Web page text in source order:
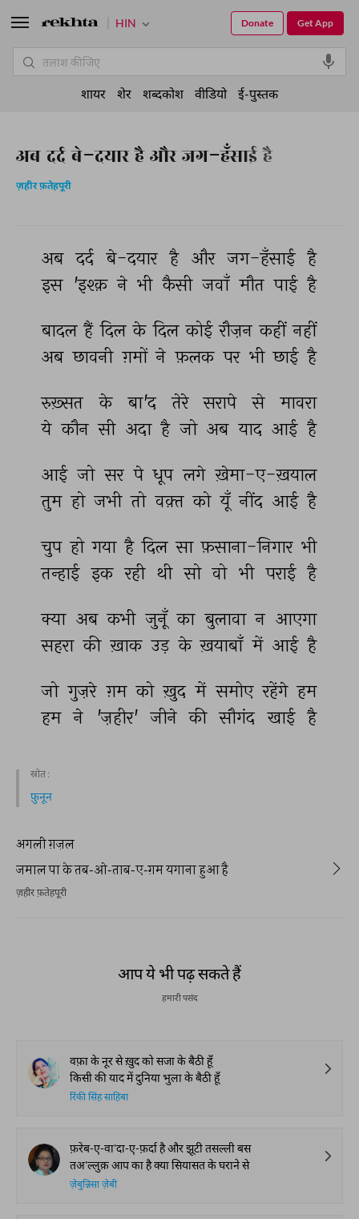
अब दर्द बे-दयार है और जग-हँसाई है
ज़हीर फ़तेहपूरी
अब दर्द बे-दयार है और जग-हँसाई है
इस 'इश्क़ ने भी कैसी जवाँ मौत पाई है
बादल हैं दिल के दिल कोई रौज़न कहीं नहीं
अब छावनी ग़मों ने फ़लक पर भी छाई है
रुख़्सत के बा'द तेरे सरापे से
मावरा
ये कौन सी अदा है जो अब याद आई है
आई जो सर पे धूप लगे ख़ेमा-ए-ख़याल
तुम हो जभी तो वक़्त को यूँ नींद आई है
चुप हो गया है दिल सा फ़साना-निगार भी
तन्हाई इक रही थी सो वो भी पराई है
क्या अब कभी जुनूँ का बुलावा न आएगा
सहरा की ख़ाक उड़ के ख़याबाँ में आई है
जो गुज़रे ग़म को ख़ुद में समोए रहेंगे हम
हम ने 'ज़हीर' जीने की सौगंद खाई है
स्रोत :
फ़ुनून
अगली ग़ज़ल
जमाल पा के तब-ओ-ताब-ए-ग़म यगाना हुआ है
ज़हीर फ़तेहपूरी
आप ये भी पढ़ सकते हैं
हमारी पसंद
वफ़ा के नूर से ख़ुद को सजा के बैठी हूँ
किसी की याद में दुनिया भुला के बैठी हूँ
रिंकी सिंह साहिबा
फ़रेब-ए-वा'दा-ए-फ़र्दा है और झूटी तसल्ली बस
तअ'ल्लुक़ आप का है क्या सियासत के घराने से
ज़ेबुन्निसा ज़ेबी
HIN Get App
Donate
शायर शेर शब्दकोश वीडियो ई-पुस्तक